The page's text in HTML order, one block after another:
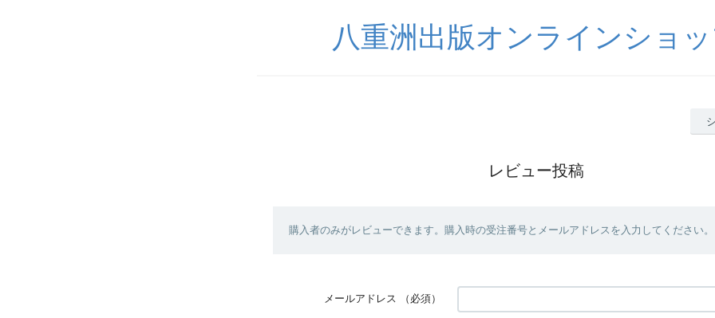
八重洲出版オンラインショ
レビュー投稿
購入者のみがレビューできます。購入時の受注番号とメールアドレスを入力してください。
メールアドレス （必須）